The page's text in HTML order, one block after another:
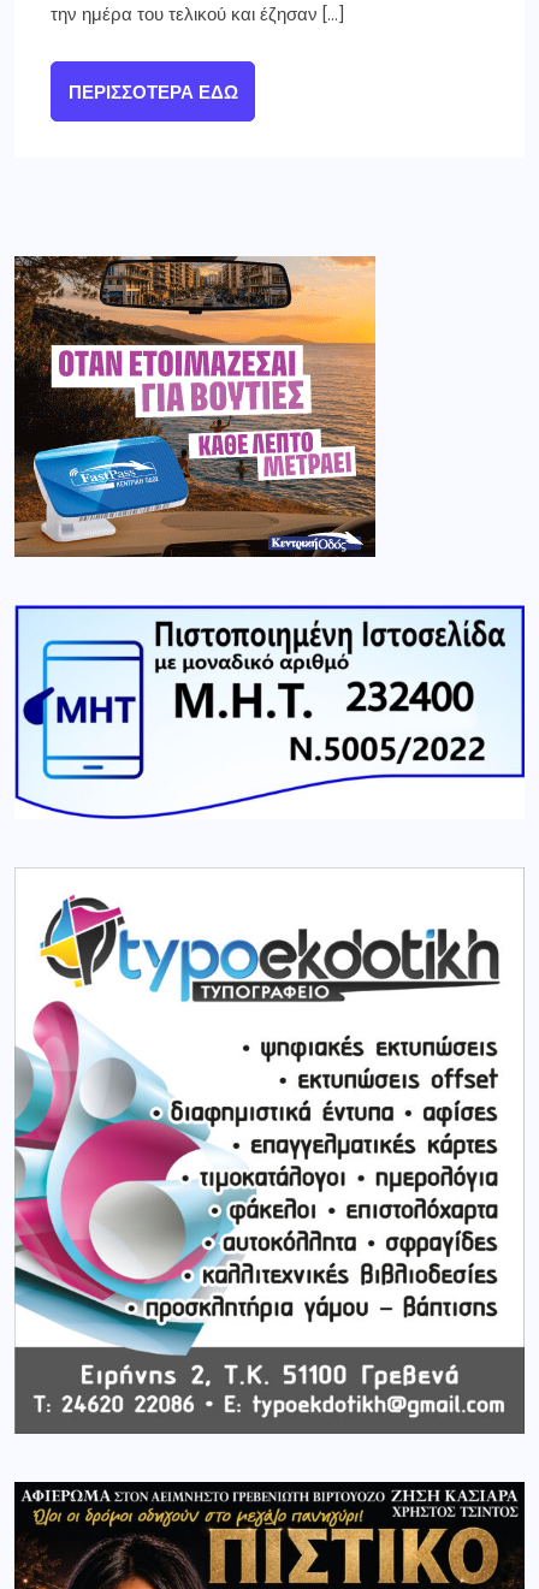
την ημέρα του τελικού και έζησαν […]
ΠΕΡΙΣΣΌΤΕΡΑ ΕΔΏ